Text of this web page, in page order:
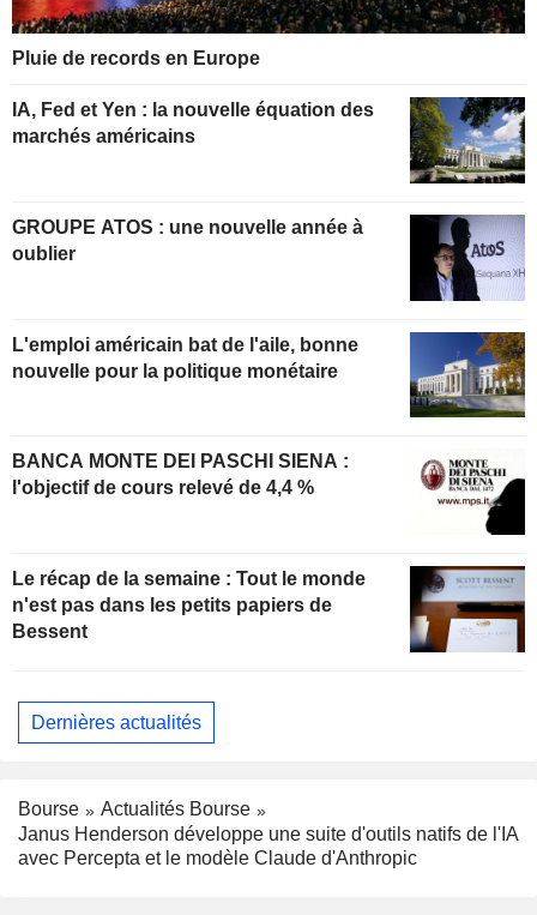
Pluie de records en Europe
IA, Fed et Yen : la nouvelle équation des
marchés américains
GROUPE ATOS : une nouvelle année à
oublier
L'emploi américain bat de l'aile, bonne
nouvelle pour la politique monétaire
BANCA MONTE DEI PASCHI SIENA :
l'objectif de cours relevé de 4,4 %
Le récap de la semaine : Tout le monde
n'est pas dans les petits papiers de
Bessent
Dernières actualités
Bourse
Actualités Bourse
Janus Henderson développe une suite d'outils natifs de l'IA
avec Percepta et le modèle Claude d'Anthropic